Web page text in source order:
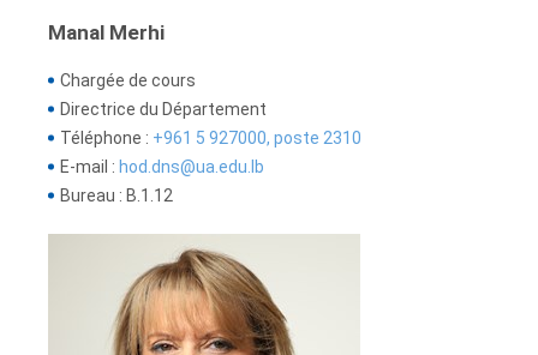
Manal Merhi
Chargée de cours
Directrice du Département
Téléphone : +961 5 927000, poste 2310
E-mail : hod.dns@ua.edu.lb
Bureau : B.1.12